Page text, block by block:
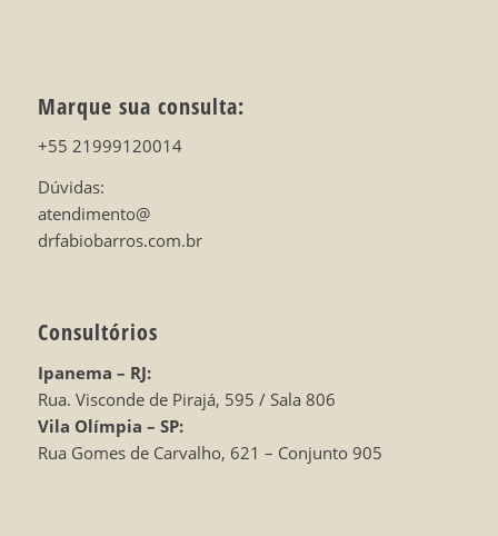
Marque sua consulta:
+55 21999120014
Dúvidas:
atendimento@
drfabiobarros.com.br
Consultórios
Ipanema – RJ:
Rua. Visconde de Pirajá, 595 / Sala 806
Vila Olímpia – SP:
Rua Gomes de Carvalho, 621 – Conjunto 905